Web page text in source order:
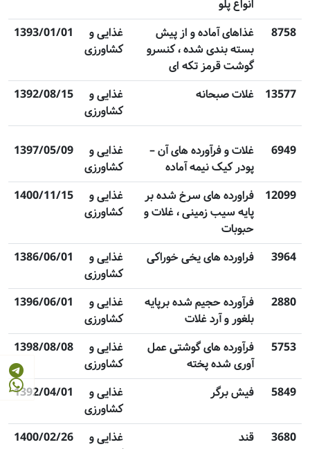
انواع پلو
8758
غذاهای آماده و از پیش
بسته بندی شده ، کنسرو
گوشت قرمز تکه ای
غذایی و
کشاورزی
1393/01/01
13577 غلات صبحانه
غذایی و
کشاورزی
1392/08/15
6949
غلات و فرآورده های آن –
پودر کیک نیمه آماده
غذایی و
کشاورزی
1397/05/09
12099
فراورده های سرخ شده بر
پایه سیب زمینی ، غلات و
حبوبات
غذایی و
کشاورزی
1400/11/15
3964 فراورده های یخی خوراکی
غذایی و
کشاورزی
1386/06/01
2880
فرآورده حجیم شده برپایه
بلغور و آرد غلات
غذایی و
کشاورزی
1396/06/01
5753
فرآورده های گوشتی عمل
آوری شده پخته
غذایی و
کشاورزی
1398/08/08
5849 فیش برگر
غذایی و
کشاورزی
1392/04/01
3680 قند
غذایی و
1400/02/26